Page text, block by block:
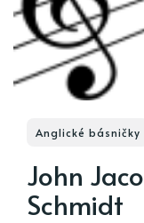
Anglické básničky
John
Schmidt